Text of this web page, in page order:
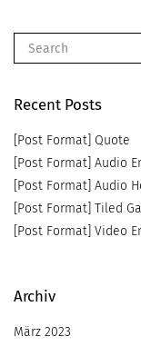
Recent Posts
[Post Format] Quote
[Post Format] Audio
[Post Format] Audio
[Post Format] Tiled
[Post Format] Video
Archiv
März 2023